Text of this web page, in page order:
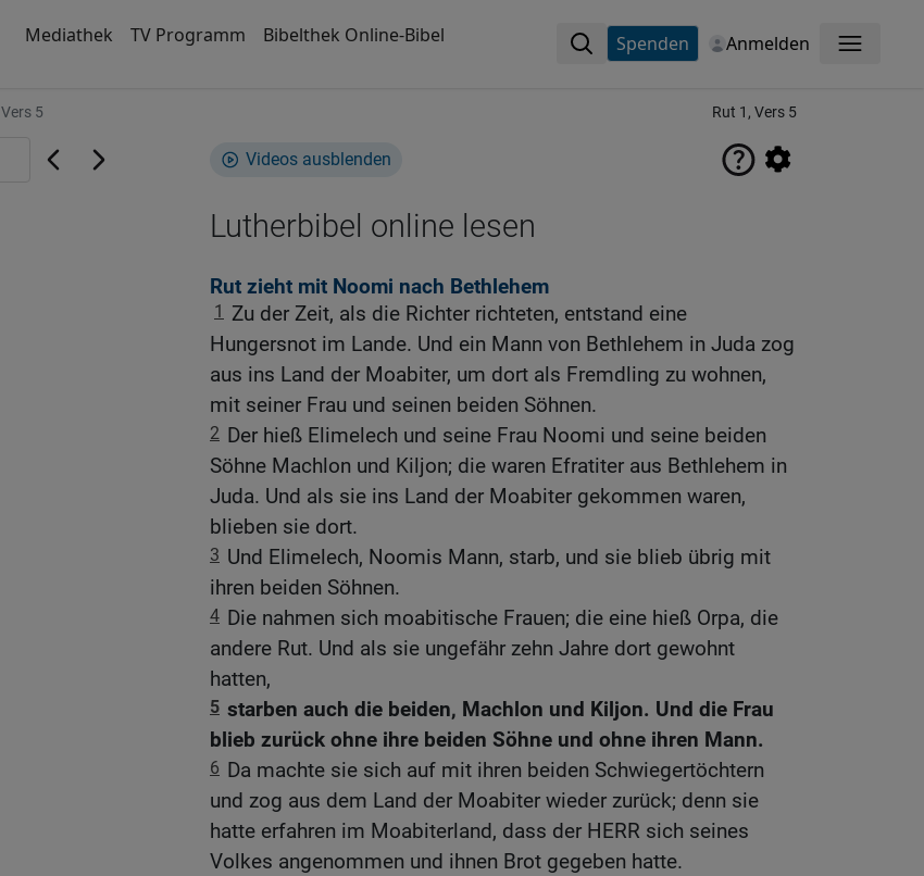
Mediathek TV Programm Bibelthek Online-Bibel Spenden Anmelden Menü
Vers 5 Rut 1, Vers 5
Videos ausblenden
Lutherbibel online lesen
Rut zieht mit Noomi nach Bethlehem
1
Zu der Zeit, als die Richter richteten, entstand eine
Hungersnot im Lande. Und ein Mann von Bethlehem in Juda zog
aus ins Land der Moabiter, um dort als Fremdling zu wohnen,
mit seiner Frau und seinen beiden Söhnen.
2 Der hieß Elimelech und seine Frau Noomi und seine beiden
Söhne Machlon und Kiljon; die waren Efratiter aus Bethlehem in
Juda. Und als sie ins Land der Moabiter gekommen waren,
blieben sie dort.
3 Und Elimelech, Noomis Mann, starb, und sie blieb übrig mit
ihren beiden Söhnen.
4 Die nahmen sich moabitische Frauen; die eine hieß Orpa, die
andere Rut. Und als sie ungefähr zehn Jahre dort gewohnt
hatten,
5 starben auch die beiden, Machlon und Kiljon. Und die Frau
blieb zurück ohne ihre beiden Söhne und ohne ihren Mann.
6 Da machte sie sich auf mit ihren beiden Schwiegertöchtern
und zog aus dem Land der Moabiter wieder zurück; denn sie
hatte erfahren im Moabiterland, dass der HERR sich seines
Volkes angenommen und ihnen Brot gegeben hatte.